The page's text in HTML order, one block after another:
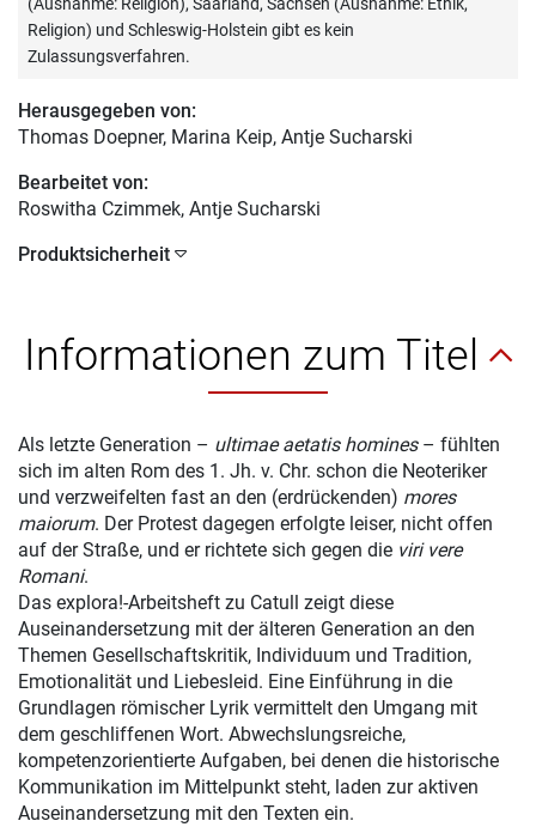
(Ausnahme: Religion), Saarland, Sachsen (Ausnahme: Ethik,
Religion) und Schleswig-Holstein gibt es kein
Zulassungsverfahren.
Herausgegeben von:
Thomas Doepner, Marina Keip, Antje Sucharski
Bearbeitet von:
Roswitha Czimmek, Antje Sucharski
Produktsicherheit
Informationen zum Titel
Als letzte Generation – ultimae aetatis homines– fühlten
sich im alten Rom des 1. Jh. v. Chr. schon die Neoteriker
und verzweifelten fast an den (erdrückenden) mores
maiorum. Der Protest dagegen erfolgte leiser, nicht offen
auf der Straße, und er richtete sich gegen die viri vere
Romani.
Das explora!-Arbeitsheft zu Catull zeigt diese
Auseinandersetzung mit der älteren Generation an den
Themen Gesellschaftskritik, Individuum und Tradition,
Emotionalität und Liebesleid. Eine Einführung in die
Grundlagen römischer Lyrik vermittelt den Umgang mit
dem geschliffenen Wort. Abwechslungsreiche,
kompetenzorientierte Aufgaben, bei denen die historische
Kommunikation im Mittelpunkt steht, laden zur aktiven
Auseinandersetzung mit den Texten ein.